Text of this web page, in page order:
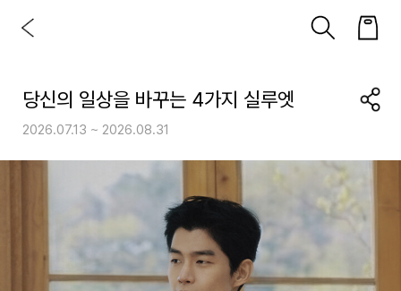
당신의 일상을 바꾸는 4가지 실루엣
2026.07.13 ~ 2026.08.31